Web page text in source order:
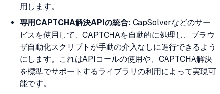
用します。
専用CAPTCHA解決APIの統合: CapSolverなどのサー
ビスを使用して、CAPTCHAを自動的に処理し、ブラウ
ザ自動化スクリプトが手動の介入なしに進行できるよう
にします。これはAPIコールの使用や、CAPTCHA解決
を標準でサポートするライブラリの利用によって実現可
能です。